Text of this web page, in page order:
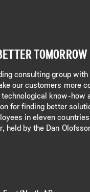
TOMORROW
consulting group with
our customers more
know-how
for finding better
in eleven
held by the Dan